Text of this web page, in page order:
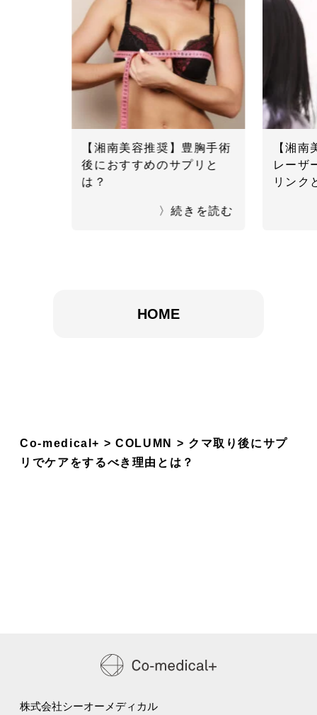
Co-medical+ COLUMN
クマ取り後にサプ
リでケアをするべき理由とは？
【湘南美容推奨】豊胸手術
後におすすめのサプリと
は？
〉続きを読む
【湘
レーザ
リンク
HOME
株式会社シーオーメディカル